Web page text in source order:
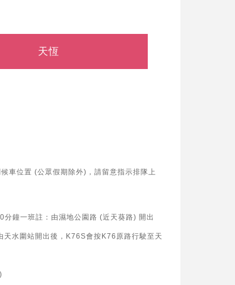
天恆
車位置 (公眾假期除外)，請留意指示排隊上
鐘一班註：由濕地公園路 (近天葵路) 開出
水圍站開出後，K76S會按K76原路行駛至天